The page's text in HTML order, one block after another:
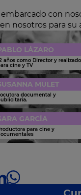
con
nosotros para su
LÁZARO
años como Director y
cine y TV
MULET
documental y
GARCÍA
para cine y